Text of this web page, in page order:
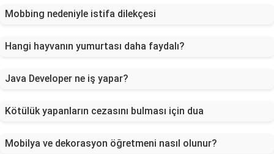
Mobbing nedeniyle istifa dilekçesi
Hangi hayvanın yumurtası daha faydalı?
Java Developer ne iş yapar?
Kötülük yapanların cezasını bulması için dua
Mobilya ve dekorasyon öğretmeni nasıl olunur?